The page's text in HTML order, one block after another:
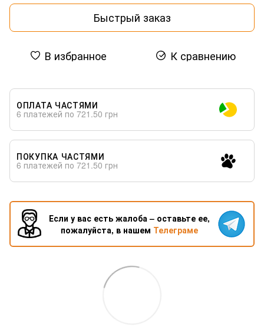
Быстрый заказ
В избранное К сравнению
ОПЛАТА ЧАСТЯМИ
6 платежей по 721.50 грн
ПОКУПКА ЧАСТЯМИ
6 платежей по 721.50 грн
Если у вас есть жалоба – оставьте ее,
пожалуйста, в нашем Телеграме